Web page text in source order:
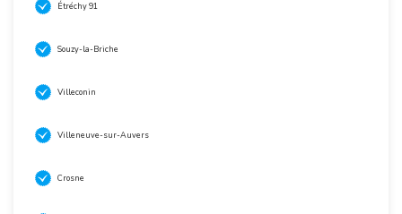
Étréchy 91
Souzy-la-Briche
Villeconin
Villeneuve-sur-Auvers
Crosne